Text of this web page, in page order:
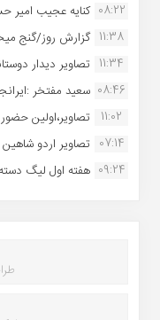
08:22 کنایه عجیب امیر
11:38 گزارش روز/گنج
11:34 تصاویر دیدار
08:46 سعید مفتخر
11:02
تصاویر،اولین
07:14 تصاویر اردو
09:24 هفته اول لیگ